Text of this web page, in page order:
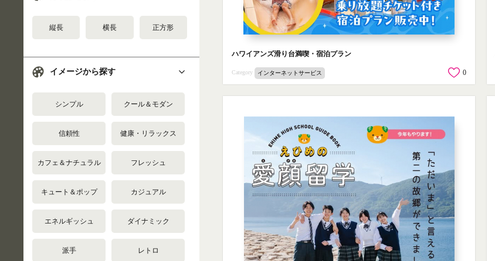
縦長 横長 正方形
イメージから探す
シンプル クール＆モダン
信頼性 健康・リラックス
カフェ＆ナチュラル フレッシュ
キュート＆ポップ カジュアル
エネルギッシュ ダイナミック
派手 レトロ
ハワイアンズ滑り台満喫・宿泊プラン
Category インターネットサービス 0